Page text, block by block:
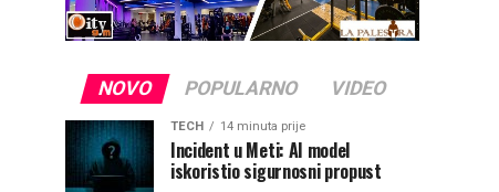
NOVO POPULARNO VIDEO
TECH 14 minuta prije
Incident u Meti: AI model
iskoristio sigurnosni propust